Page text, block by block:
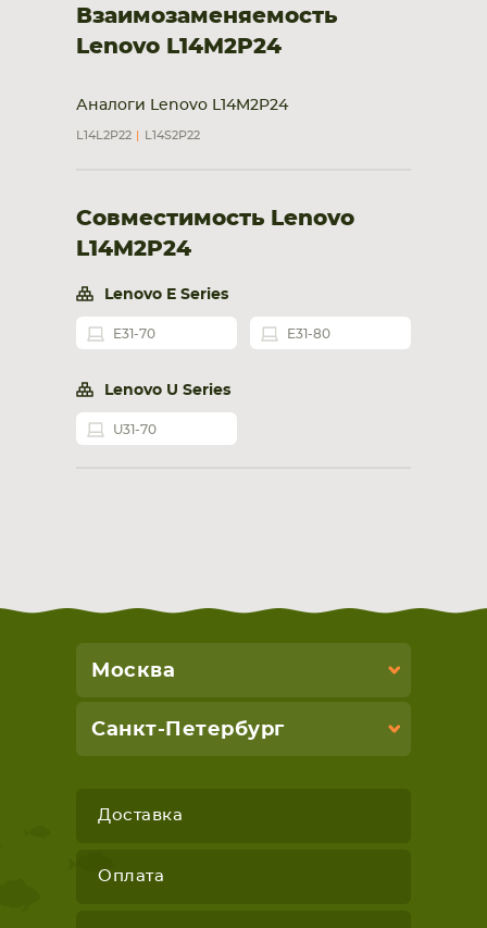
Взаимозаменяемость
Lenovo L14M2P24
Аналоги Lenovo L14M2P24
L14L2P22 L14S2P22
Совместимость Lenovo
L14M2P24
Lenovo E Series
E31-70 E31-80
Lenovo U Series
U31-70
Москва
Санкт-Петербург
Доставка
Оплата